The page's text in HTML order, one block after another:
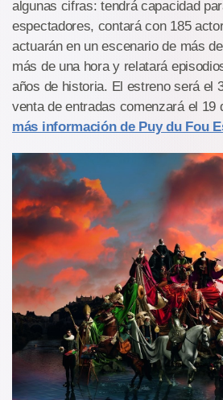
algunas cifras: tendrá capacidad
espectadores, contará con 185
actuarán en un escenario de más
más de una hora y relatará
años de historia. El estreno será el
venta de entradas comenzará el 19
más información de Puy du Fou